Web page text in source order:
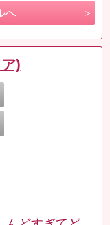
へ
)